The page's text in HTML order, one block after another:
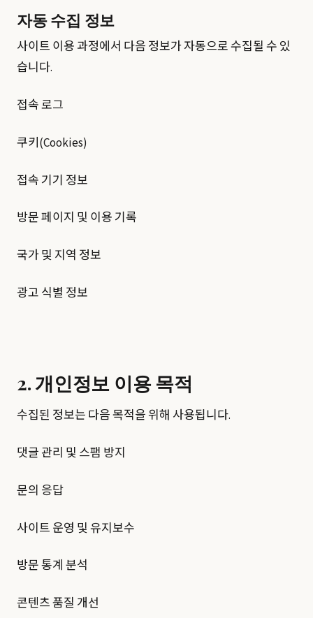
자동 수집 정보
사이트 이용 과정에서 다음 정보가 자동으로 수집될 수 있
습니다.
접속 로그
쿠키(Cookies)
접속 기기 정보
방문 페이지 및 이용 기록
국가 및 지역 정보
광고 식별 정보
2. 개인정보 이용 목적
수집된 정보는 다음 목적을 위해 사용됩니다.
댓글 관리 및 스팸 방지
문의 응답
사이트 운영 및 유지보수
방문 통계 분석
콘텐츠 품질 개선